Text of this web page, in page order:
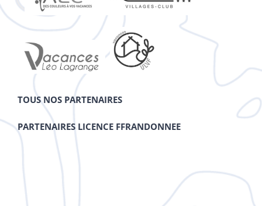
TOUS NOS PARTENAIRES
PARTENAIRES LICENCE FFRANDONNEE